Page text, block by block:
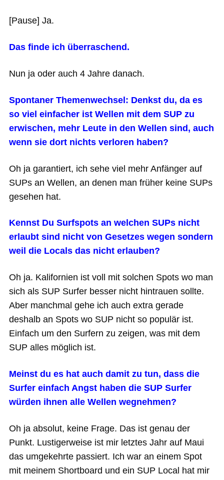
[Pause] Ja.
Das finde ich überraschend.
Nun ja oder auch 4 Jahre danach.
Spontaner Themenwechsel: Denkst du, da es
so viel einfacher ist Wellen mit dem SUP zu
erwischen, mehr Leute in den Wellen sind, auch
wenn sie dort nichts verloren haben?
Oh ja garantiert, ich sehe viel mehr Anfänger auf
SUPs an Wellen, an denen man früher keine SUPs
gesehen hat.
Kennst Du Surfspots an welchen SUPs nicht
erlaubt sind nicht von Gesetzes wegen sondern
weil die Locals das nicht erlauben?
Oh ja. Kalifornien ist voll mit solchen Spots wo man
sich als SUP Surfer besser nicht hintrauen sollte.
Aber manchmal gehe ich auch extra gerade
deshalb an Spots wo SUP nicht so populär ist.
Einfach um den Surfern zu zeigen, was mit dem
SUP alles möglich ist.
Meinst du es hat auch damit zu tun, dass die
Surfer einfach Angst haben die SUP Surfer
würden ihnen alle Wellen wegnehmen?
Oh ja absolut, keine Frage. Das ist genau der
Punkt. Lustigerweise ist mir letztes Jahr auf Maui
das umgekehrte passiert. Ich war an einem Spot
mit meinem Shortboard und ein SUP Local hat mir